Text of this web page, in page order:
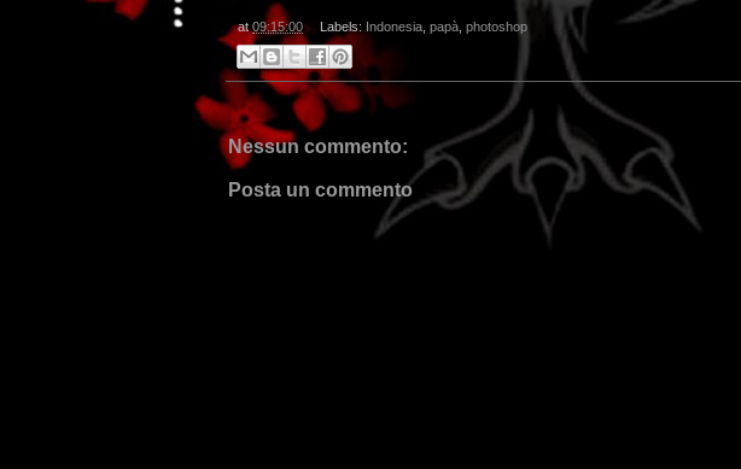
at09:15:00 Labels: Indonesia, papà, photoshop
Nessun commento:
Posta un commento
...dai non perdere tempo,